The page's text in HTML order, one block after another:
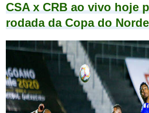
CSA x CRB ao vivo hoje
rodada da Copa do